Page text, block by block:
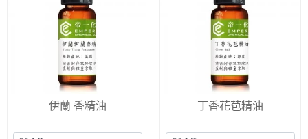
伊蘭 香精油 丁香花苞精油